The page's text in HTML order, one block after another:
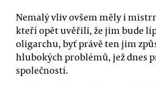
Nemalý vliv ovšem měly i
kteří opět uvěřili, že jim bude
oligarchu, byť právě ten jim
hlubokých problémů, jež dnes
společností.